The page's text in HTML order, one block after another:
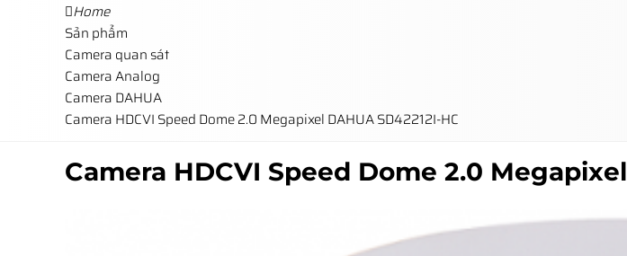
Home
Sản phẩm
Camera quan sát
Camera Analog
Camera DAHUA
Camera HDCVI Speed Dome 2.0 Megapixel DAHUA SD42212I-HC
Camera HDCVI Speed Dome 2.0